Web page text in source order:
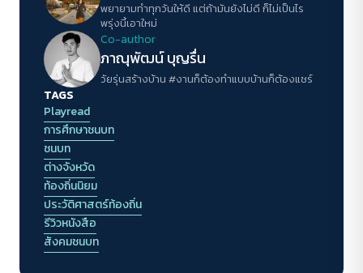
พยายามทำทุกวันให้ดี แต่ถ้ามันยังไม่ดี ก็ไม่เป็นไร
พรุ่งนี้เอาใหม่
Co-author
ภาณุพัฒน์ บุญรื่น
วัยรุ่นสร้างบ้าน #งานก็ต้องทำแบบบ้านก็ต้องแชร์
TAGS
Playread
การศึกษาชนบท
ชนบท
ต่างจังหวัด
ท้องถิ่นนิยม
ประวัติศาสตร์ท้องถิ่น
รีวิวหนังสือ
สังคมชนบท